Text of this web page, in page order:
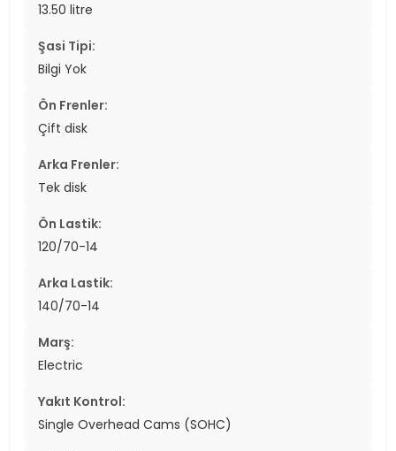
13.50 litre
Şasi Tipi:
Bilgi Yok
Ön Frenler:
Çift disk
Arka Frenler:
Tek disk
Ön Lastik:
120/70-14
Arka Lastik:
140/70-14
Marş:
Electric
Yakıt Kontrol:
Single Overhead Cams (SOHC)